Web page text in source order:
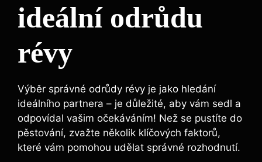
ideální odrůdu
révy
Výběr správné odrůdy révy je jako hledání
ideálního⁤ partnera – je důležité, aby vám sedl a
odpovídal vašim očekáváním! Než se pustíte do
pěstování, zvažte několik klíčových faktorů,
které vám pomohou udělat správné rozhodnutí.